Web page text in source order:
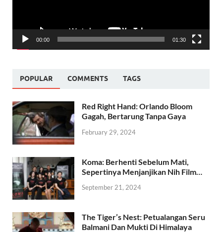
00:00 01:30
POPULAR COMMENTS TAGS
Red Right Hand: Orlando Bloom
Gagah, Bertarung Tanpa Gaya
February 29, 2024
Koma: Berhenti Sebelum Mati,
Sepertinya Menjanjikan Nih Film…
September 21, 2024
The Tiger’s Nest: Petualangan Seru
Balmani Dan Mukti Di Himalaya